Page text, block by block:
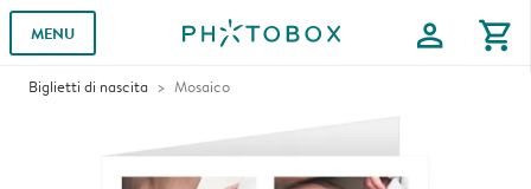
MENU profile shopping_cart
Biglietti di nascita Mosaico